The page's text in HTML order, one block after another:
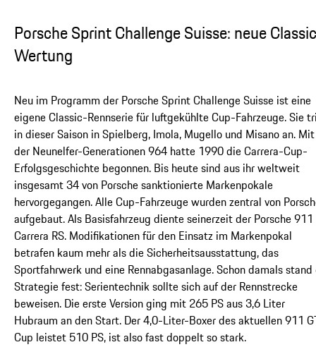
Porsche Sprint Challenge Suisse: neue
Wertung
Neu im Programm der Porsche Sprint Challenge Suisse ist eine
eigene Classic-Rennserie für luftgekühlte Cup-Fahrzeuge. Sie
in dieser Saison in Spielberg, Imola, Mugello und Misano an. Mit
der Neunelfer-Generationen 964 hatte 1990 die Carrera-Cup-
Erfolgsgeschichte begonnen. Bis heute sind aus ihr weltweit
insgesamt 34 von Porsche sanktionierte Markenpokale
hervorgegangen. Alle Cup-Fahrzeuge wurden zentral von
aufgebaut. Als Basisfahrzeug diente seinerzeit der Porsche 911
Carrera RS. Modifikationen für den Einsatz im Markenpokal
betrafen kaum mehr als die Sicherheitsausstattung, das
Sportfahrwerk und eine Rennabgasanlage. Schon damals
Strategie fest: Serientechnik sollte sich auf der Rennstrecke
beweisen. Die erste Version ging mit 265 PS aus 3,6 Liter
Hubraum an den Start. Der 4,0-Liter-Boxer des aktuellen 911
Cup leistet 510 PS, ist also fast doppelt so stark.